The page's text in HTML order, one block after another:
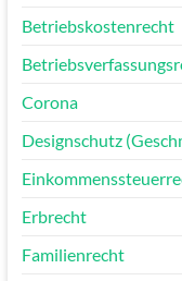
Betriebskostenrecht
Corona
Designschutz
Erbrecht
Familienrecht